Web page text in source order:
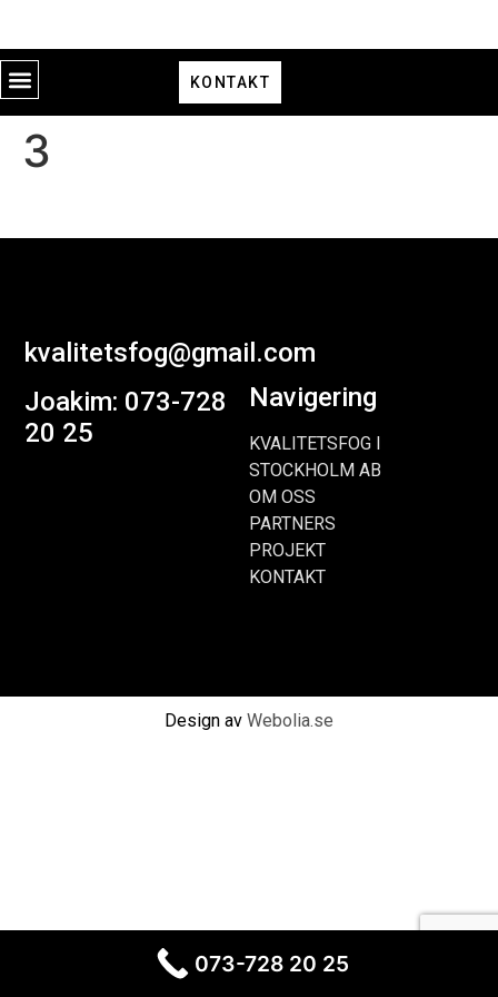
KONTAKT
3
kvalitetsfog@gmail.com
Joakim: 073-728
20 25
Navigering
KVALITETSFOG I
STOCKHOLM AB
OM OSS
PARTNERS
PROJEKT
KONTAKT
Design av Webolia.se
073-728 20 25